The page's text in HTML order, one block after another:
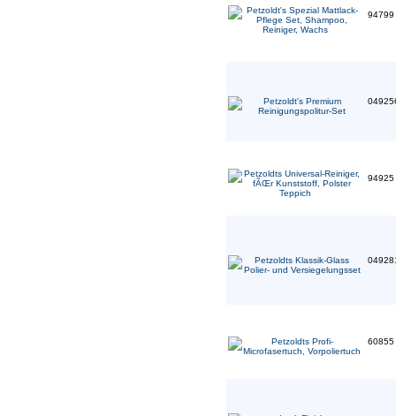
94799
94925
60855